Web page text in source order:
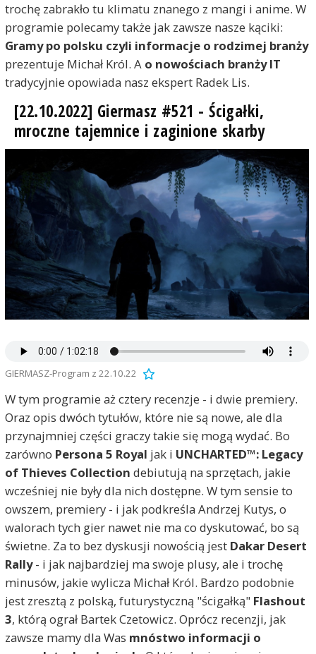
trochę zabrakło tu klimatu znanego z mangi i anime. W
programie polecamy także jak zawsze nasze kąciki:
Gramy po polsku czyli informacje o rodzimej branży
prezentuje Michał Król. A o nowościach branży IT
tradycyjnie opowiada nasz ekspert Radek Lis.
[22.10.2022] Giermasz #521 - Ścigałki,
mroczne tajemnice i zaginione skarby
GIERMASZ-Program z 22.10.22
W tym programie aż cztery recenzje - i dwie premiery.
Oraz opis dwóch tytułów, które nie są nowe, ale dla
przynajmniej części graczy takie się mogą wydać. Bo
zarówno Persona 5 Royal jak i UNCHARTED™: Legacy
of Thieves Collection debiutują na sprzętach, jakie
wcześniej nie były dla nich dostępne. W tym sensie to
owszem, premiery - i jak podkreśla Andrzej Kutys, o
walorach tych gier nawet nie ma co dyskutować, bo są
świetne. Za to bez dyskusji nowością jest Dakar Desert
Rally- i jak najbardziej ma swoje plusy, ale i trochę
minusów, jakie wylicza Michał Król. Bardzo podobnie
jest zresztą z polską, futurystyczną "ścigałką" Flashout
3, którą ograł Bartek Czetowicz. Oprócz recenzji, jak
zawsze mamy dla Was mnóstwo informacji o